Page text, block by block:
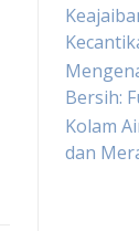
Bersih:
Kolam
dan